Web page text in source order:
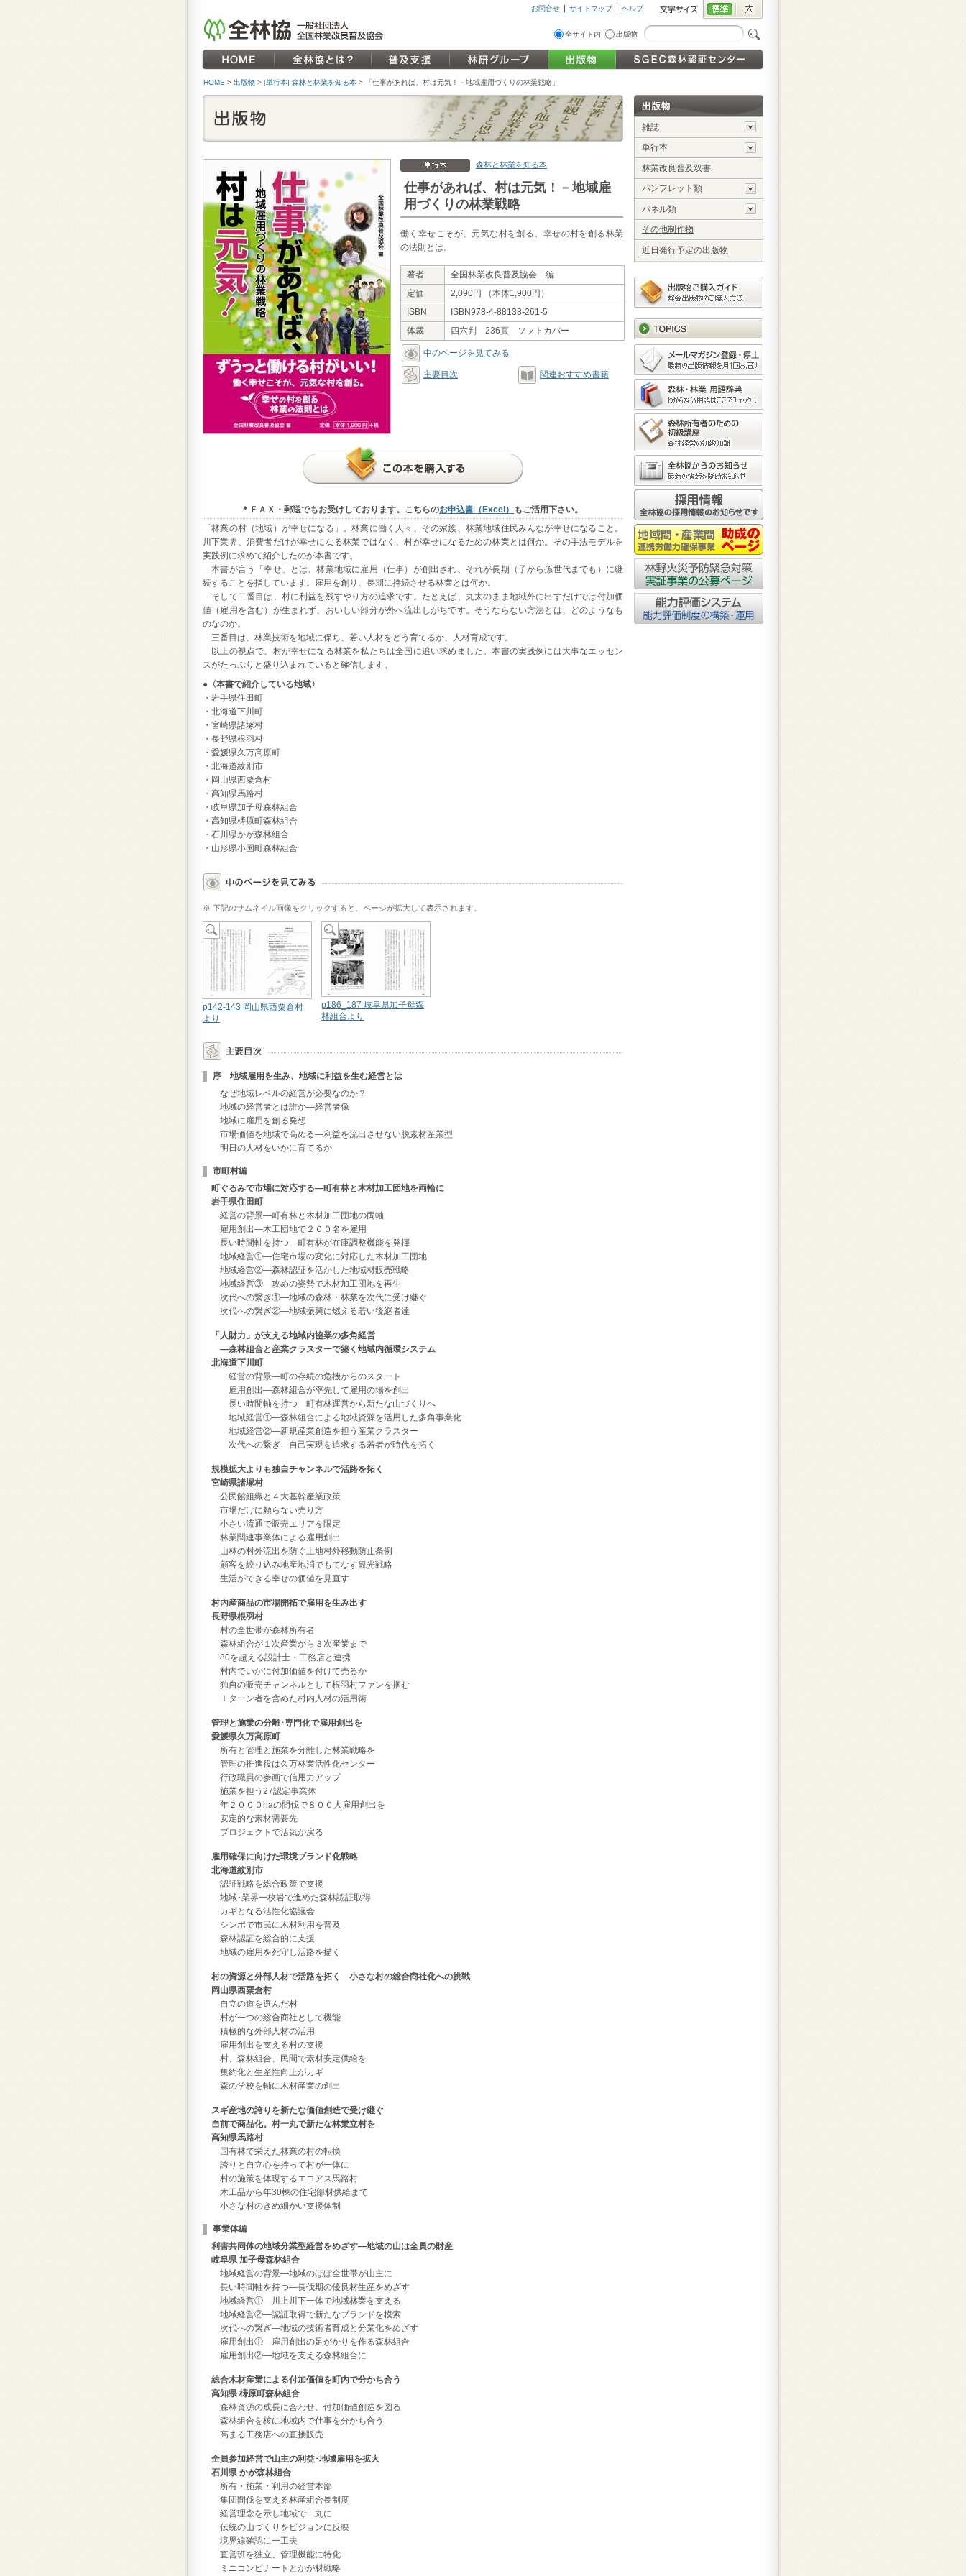
お問合せ サイトマップ ヘルプ
全サイト内 出版物
HOME > 出版物 > [単行本] 森林と林業を知る本 > 「仕事があれば、村は元気！－地域雇用づくりの林業戦略」
森林と林業を知る本
仕事があれば、村は元気！－地域雇
用づくりの林業戦略
働く幸せこそが、元気な村を創る。幸せの村を創る林業
の法則とは。
著者
全国林業改良普及協会 編
定価
2,090円 （本体1,900円）
ISBN
ISBN978-4-88138-261-5
体裁
四六判 236頁 ソフトカバー
中のページを見てみる
主要目次 関連おすすめ書籍
＊ＦＡＸ・郵送でもお受けしております。こちらのお申込書（Excel）
もご活用下さい。
「林業の村（地域）が幸せになる」。林業に働く人々、その家族、林業地域住民みんなが幸せになること。
川下業界、消費者だけが幸せになる林業ではなく、村が幸せになるための林業とは何か。その手法モデルを
実践例に求めて紹介したのが本書です。
本書が言う「幸せ」とは、林業地域に雇用（仕事）が創出され、それが長期（子から孫世代までも）に継
続することを指しています。雇用を創り、長期に持続させる林業とは何か。
そして二番目は、村に利益を残すやり方の追求です。たとえば、丸太のまま地域外に出すだけでは付加価
値（雇用を含む）が生まれず、おいしい部分が外へ流出しがちです。そうならない方法とは、どのようなも
のなのか。
三番目は、林業技術を地域に保ち、若い人材をどう育てるか、人材育成です。
以上の視点で、村が幸せになる林業を私たちは全国に追い求めました。本書の実践例には大事なエッセン
スがたっぷりと盛り込まれていると確信します。
●〈本書で紹介している地域〉
・岩手県住田町
・北海道下川町
・宮崎県諸塚村
・長野県根羽村
・愛媛県久万高原町
・北海道紋別市
・岡山県西粟倉村
・高知県馬路村
・岐阜県加子母森林組合
・高知県梼原町森林組合
・石川県かが森林組合
・山形県小国町森林組合
※ 下記のサムネイル画像をクリックすると、ページが拡大して表示されます。
p142-143 岡山県西粟倉村
より
p186_187 岐阜県加子母森
林組合より
序 地域雇用を生み、地域に利益を生む経営とは
なぜ地域レベルの経営が必要なのか？
地域の経営者とは誰か―経営者像
地域に雇用を創る発想
市場価値を地域で高める―利益を流出させない脱素材産業型
明日の人材をいかに育てるか
市町村編
町ぐるみで市場に対応する―町有林と木材加工団地を両輪に
岩手県住田町
経営の背景―町有林と木材加工団地の両軸
雇用創出―木工団地で２００名を雇用
長い時間軸を持つ―町有林が在庫調整機能を発揮
地域経営①―住宅市場の変化に対応した木材加工団地
地域経営②―森林認証を活かした地域材販売戦略
地域経営③―攻めの姿勢で木材加工団地を再生
次代への繋ぎ①―地域の森林・林業を次代に受け継ぐ
次代への繋ぎ②―地域振興に燃える若い後継者達
「人財力」が支える地域内協業の多角経営
―森林組合と産業クラスターで築く地域内循環システム
北海道下川町
経営の背景―町の存続の危機からのスタート
雇用創出―森林組合が率先して雇用の場を創出
長い時間軸を持つ―町有林運営から新たな山づくりへ
地域経営①―森林組合による地域資源を活用した多角事業化
地域経営②―新規産業創造を担う産業クラスター
次代への繋ぎ―自己実現を追求する若者が時代を拓く
規模拡大よりも独自チャンネルで活路を拓く
宮崎県諸塚村
公民館組織と４大基幹産業政策
市場だけに頼らない売り方
小さい流通で販売エリアを限定
林業関連事業体による雇用創出
山林の村外流出を防ぐ土地村外移動防止条例
顧客を絞り込み地産地消でもてなす観光戦略
生活ができる幸せの価値を見直す
村内産商品の市場開拓で雇用を生み出す
長野県根羽村
村の全世帯が森林所有者
森林組合が１次産業から３次産業まで
80を超える設計士・工務店と連携
村内でいかに付加価値を付けて売るか
独自の販売チャンネルとして根羽村ファンを掴む
Ｉターン者を含めた村内人材の活用術
管理と施業の分離･専門化で雇用創出を
愛媛県久万高原町
所有と管理と施業を分離した林業戦略を
管理の推進役は久万林業活性化センター
行政職員の参画で信用力アップ
施業を担う27認定事業体
年２０００haの間伐で８００人雇用創出を
安定的な素材需要先
プロジェクトで活気が戻る
雇用確保に向けた環境ブランド化戦略
北海道紋別市
認証戦略を総合政策で支援
地域･業界一枚岩で進めた森林認証取得
カギとなる活性化協議会
シンポで市民に木材利用を普及
森林認証を総合的に支援
地域の雇用を死守し活路を描く
村の資源と外部人材で活路を拓く 小さな村の総合商社化への挑戦
岡山県西粟倉村
自立の道を選んだ村
村が一つの総合商社として機能
積極的な外部人材の活用
雇用創出を支える村の支援
村、森林組合、民間で素材安定供給を
集約化と生産性向上がカギ
森の学校を軸に木材産業の創出
スギ産地の誇りを新たな価値創造で受け継ぐ
自前で商品化。村一丸で新たな林業立村を
高知県馬路村
国有林で栄えた林業の村の転換
誇りと自立心を持って村が一体に
村の施策を体現するエコアス馬路村
木工品から年30棟の住宅部材供給まで
小さな村のきめ細かい支援体制
事業体編
利害共同体の地域分業型経営をめざす―地域の山は全員の財産
岐阜県 加子母森林組合
地域経営の背景―地域のほぼ全世帯が山主に
長い時間軸を持つ―長伐期の優良材生産をめざす
地域経営①―川上川下一体で地域林業を支える
地域経営②―認証取得で新たなブランドを模索
次代への繋ぎ―地域の技術者育成と分業化をめざす
雇用創出①―雇用創出の足がかりを作る森林組合
雇用創出②―地域を支える森林組合に
総合木材産業による付加価値を町内で分かち合う
高知県 梼原町森林組合
森林資源の成長に合わせ、付加価値創造を図る
森林組合を核に地域内で仕事を分かち合う
高まる工務店への直接販売
全員参加経営で山主の利益･地域雇用を拡大
石川県 かが森林組合
所有・施業・利用の経営本部
集団間伐を支える林産組合長制度
経営理念を示し地域で一丸に
伝統の山づくりをビジョンに反映
境界線確認に一工夫
直営班を独立、管理機能に特化
ミニコンビナートとかが材戦略
雑誌
単行本
林業改良普及双書
パンフレット類
パネル類
その他制作物
近日発行予定の出版物